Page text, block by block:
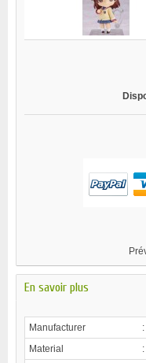
En savoir plus
Manufacturer :
Material
: